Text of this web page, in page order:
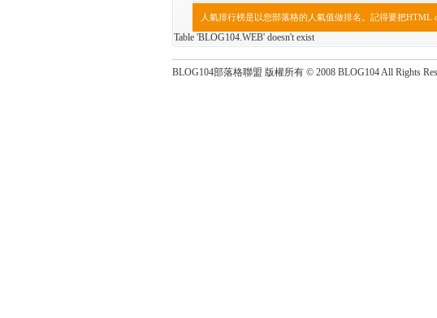
人氣排行榜是以您部落格的人氣值做排名。記得要把HTML
Table 'BLOG104.WEB' doesn't exist
BLOG104部落格聯盟 版權所有 © 2008 BLOG104 All Rights